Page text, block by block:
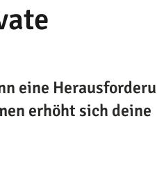
eine
erhöht sich deine